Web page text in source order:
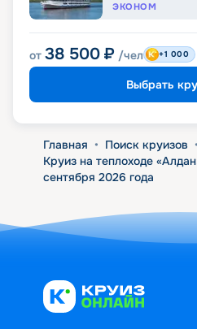
ЭКОНОМ
от 38 500 ₽ /чел +1 000
Выбрать
Главная • Поиск круизов •
Круиз на теплоходе
сентября 2026 года